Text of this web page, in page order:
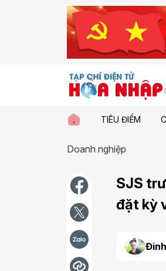
TIÊU ĐIỂM
Doanh nghiệp
SJS
đặt kỳ